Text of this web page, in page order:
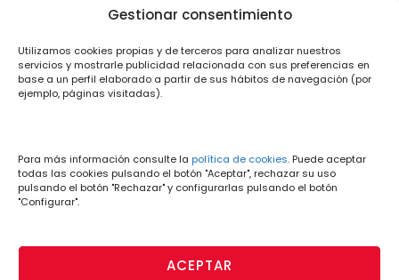
Gestionar consentimiento
Utilizamos cookies propias y de terceros para analizar nuestros
servicios y mostrarle publicidad relacionada con sus preferencias en
base a un perfil elaborado a partir de sus hábitos de navegación (por
ejemplo, páginas visitadas).
Para más información consulte la política de cookies. Puede aceptar
todas las cookies pulsando el botón "Aceptar", rechazar su uso
pulsando el botón "Rechazar" y configurarlas pulsando el botón
"Configurar".
ACEPTAR